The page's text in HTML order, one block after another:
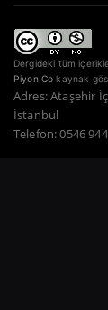
Dergideki tüm
Piyon.Co kaynak
Adres: Ataşehir
İstanbul
Telefon: 0546